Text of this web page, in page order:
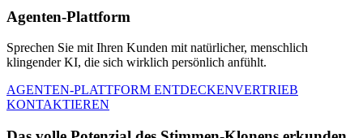
Agenten-Plattform
Sprechen Sie mit Ihren Kunden mit natürlicher, menschlich
klingender KI, die sich wirklich persönlich anfühlt.
AGENTEN-PLATTFORM ENTDECKENVERTRIEB
KONTAKTIEREN